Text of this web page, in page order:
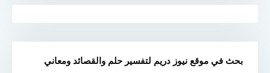
بحث في موقع نيوز دريم لتفسير حلم والقصائد ومعاني